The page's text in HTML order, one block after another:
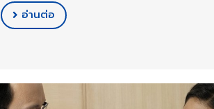
อ่านต่อ